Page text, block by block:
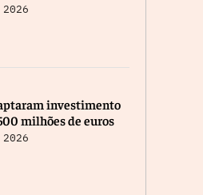
2026
investimento
milhões de euros
2026